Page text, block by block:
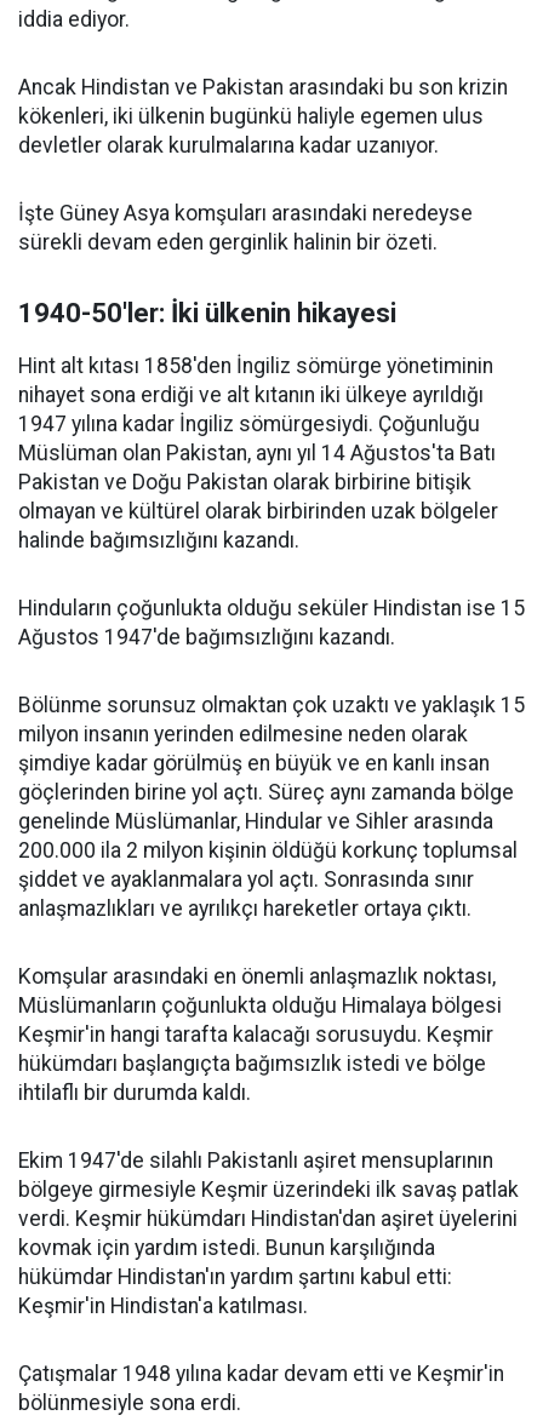
iddia ediyor.
Ancak Hindistan ve Pakistan arasındaki bu son krizin
kökenleri, iki ülkenin bugünkü haliyle egemen ulus
devletler olarak kurulmalarına kadar uzanıyor.
İşte Güney Asya komşuları arasındaki neredeyse
sürekli devam eden gerginlik halinin bir özeti.
1940-50'ler: İki ülkenin hikayesi
Hint alt kıtası 1858'den İngiliz sömürge yönetiminin
nihayet sona erdiği ve alt kıtanın iki ülkeye ayrıldığı
1947 yılına kadar İngiliz sömürgesiydi. Çoğunluğu
Müslüman olan Pakistan, aynı yıl 14 Ağustos'ta Batı
Pakistan ve Doğu Pakistan olarak birbirine bitişik
olmayan ve kültürel olarak birbirinden uzak bölgeler
halinde bağımsızlığını kazandı.
Hinduların çoğunlukta olduğu seküler Hindistan ise 15
Ağustos 1947'de bağımsızlığını kazandı.
Bölünme sorunsuz olmaktan çok uzaktı ve yaklaşık 15
milyon insanın yerinden edilmesine neden olarak
şimdiye kadar görülmüş en büyük ve en kanlı insan
göçlerinden birine yol açtı. Süreç aynı zamanda bölge
genelinde Müslümanlar, Hindular ve Sihler arasında
200.000 ila 2 milyon kişinin öldüğü korkunç toplumsal
şiddet ve ayaklanmalara yol açtı. Sonrasında sınır
anlaşmazlıkları ve ayrılıkçı hareketler ortaya çıktı.
Komşular arasındaki en önemli anlaşmazlık noktası,
Müslümanların çoğunlukta olduğu Himalaya bölgesi
Keşmir'in hangi tarafta kalacağı sorusuydu. Keşmir
hükümdarı başlangıçta bağımsızlık istedi ve bölge
ihtilaflı bir durumda kaldı.
Ekim 1947'de silahlı Pakistanlı aşiret mensuplarının
bölgeye girmesiyle Keşmir üzerindeki ilk savaş patlak
verdi. Keşmir hükümdarı Hindistan'dan aşiret üyelerini
kovmak için yardım istedi. Bunun karşılığında
hükümdar Hindistan'ın yardım şartını kabul etti:
Keşmir'in Hindistan'a katılması.
Çatışmalar 1948 yılına kadar devam etti ve Keşmir'in
bölünmesiyle sona erdi.